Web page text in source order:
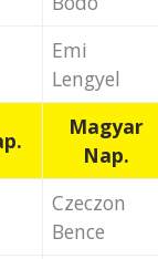
Emi
Lengyel
Magyar
Nap.
Czeczon
Bence